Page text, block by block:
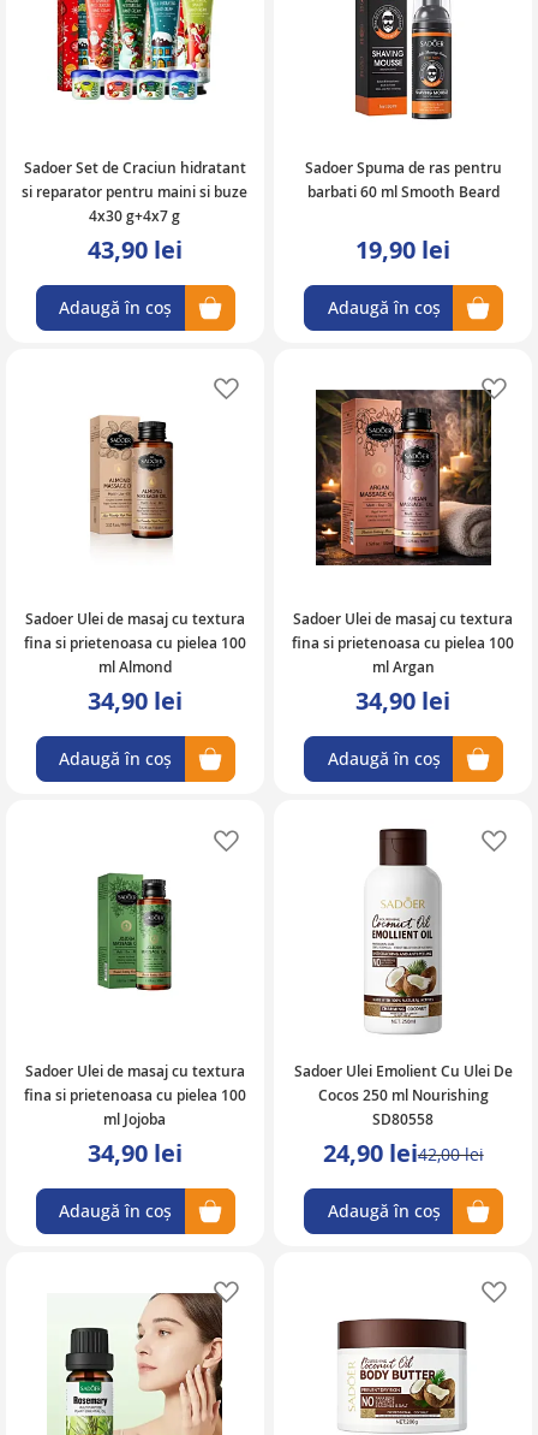
Sadoer Set de Craciun hidratant
si reparator pentru maini si buze
4x30 g+4x7 g
43,90 lei
Adaugă în coș
Sadoer Spuma de ras pentru
barbati 60 ml Smooth Beard
19,90 lei
Adaugă în coș
Sadoer Ulei de masaj cu textura
fina si prietenoasa cu pielea 100
ml Almond
34,90 lei
Adaugă în coș
Adaugă în lista de favorite
Sadoer Ulei de masaj cu textura
fina si prietenoasa cu pielea 100
ml Argan
34,90 lei
Adaugă în coș
Sadoer Ulei de masaj cu textura
fina si prietenoasa cu pielea 100
ml Jojoba
34,90 lei
Adaugă în coș
Adaugă în lista de favorite
Sadoer Ulei Emolient Cu Ulei De
Cocos 250 ml Nourishing
SD80558
24,90 lei42,00 lei
Adaugă în coș